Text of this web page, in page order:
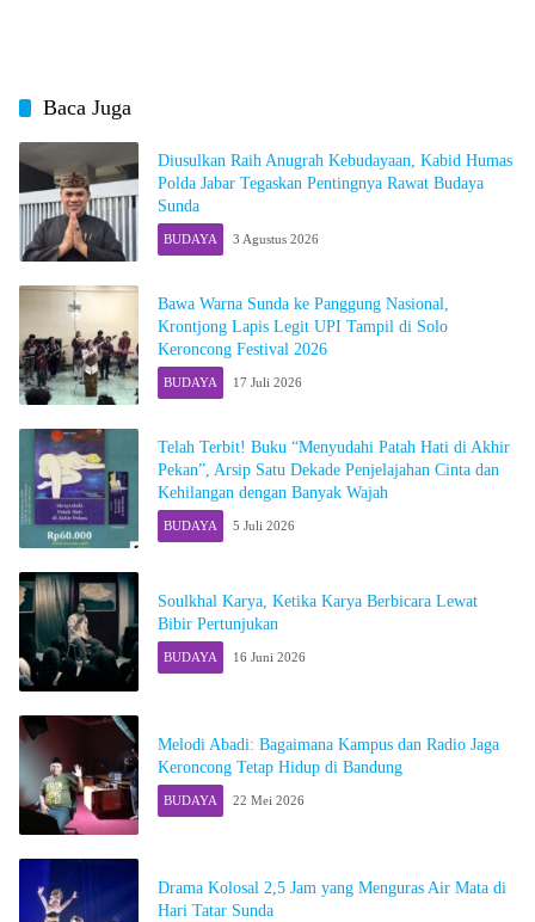
Baca Juga
Diusulkan Raih Anugrah Kebudayaan, Kabid Humas
Polda Jabar Tegaskan Pentingnya Rawat Budaya
Sunda
BUDAYA 3 Agustus 2026
Bawa Warna Sunda ke Panggung Nasional,
Krontjong Lapis Legit UPI Tampil di Solo
Keroncong Festival 2026
BUDAYA 17 Juli 2026
Telah Terbit! Buku “Menyudahi Patah Hati di Akhir
Pekan”, Arsip Satu Dekade Penjelajahan Cinta dan
Kehilangan dengan Banyak Wajah
BUDAYA 5 Juli 2026
Soulkhal Karya, Ketika Karya Berbicara Lewat
Bibir Pertunjukan
BUDAYA 16 Juni 2026
Melodi Abadi: Bagaimana Kampus dan Radio Jaga
Keroncong Tetap Hidup di Bandung
BUDAYA 22 Mei 2026
Drama Kolosal 2,5 Jam yang Menguras Air Mata di
Hari Tatar Sunda